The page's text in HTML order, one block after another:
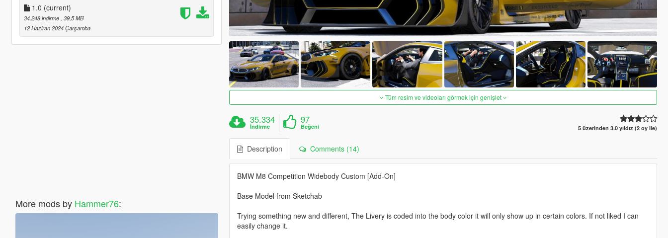
1.0 (current)
34.248 indirme , 39,5 MB
12 Haziran 2024 Çarşamba
More mods by Hammer76:
Tüm resim ve videoları görmek için genişlet
35.334
İndirme
97
Beğeni 5 üzerinden 3.0 yıldız (2 oy ile)
Description Comments (14)
BMW M8 Competition Widebody Custom [Add-On]
Base Model from Sketchab
Trying something new and different, The Livery is coded into the body color it will only show up in certain colors. If not liked I can
easily change it.